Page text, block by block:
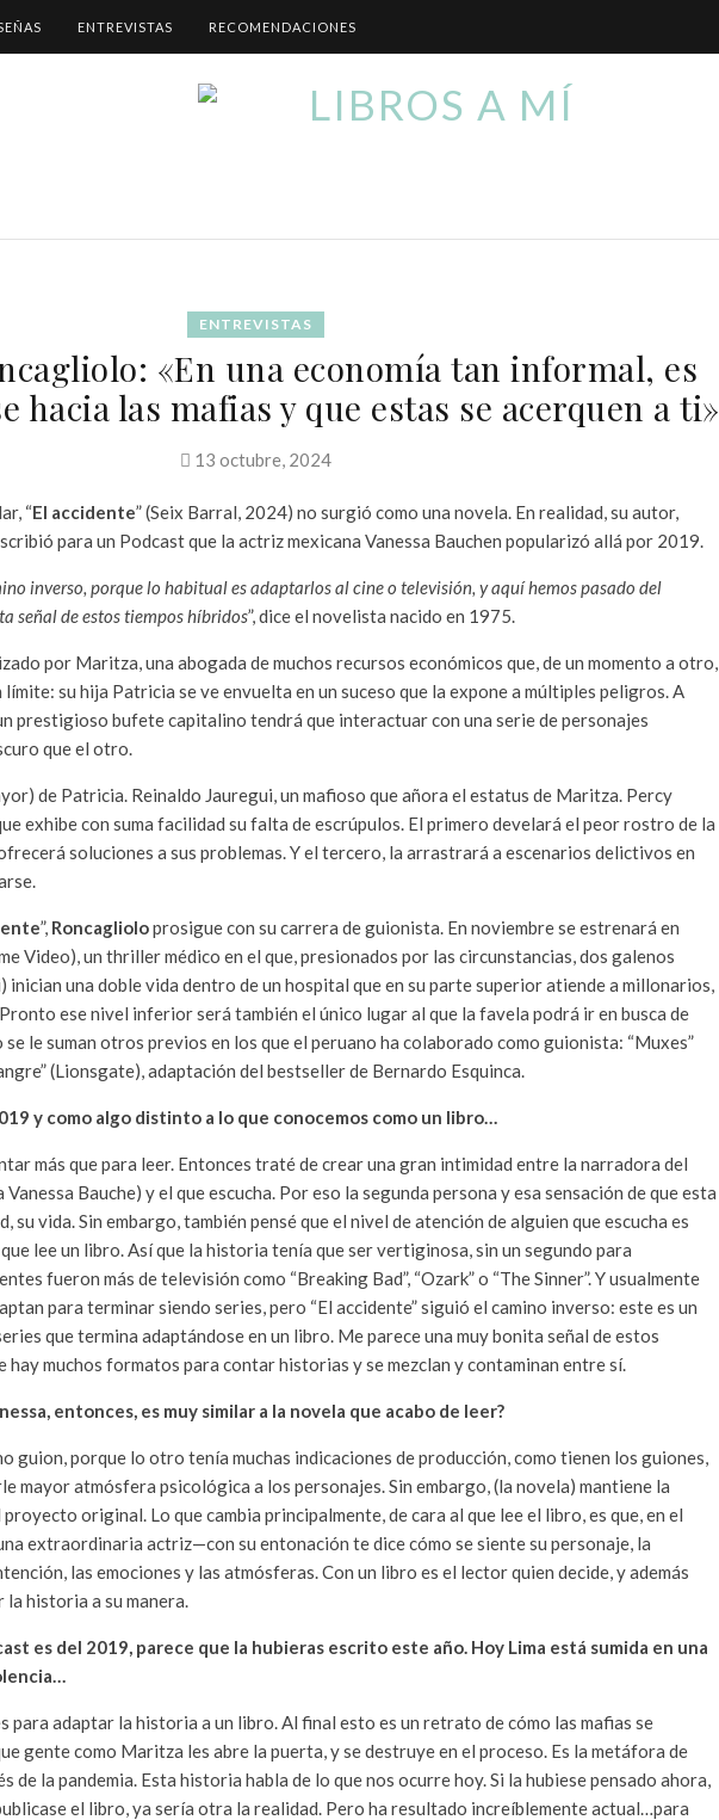
ENTREVISTAS RECOMENDACIONES
ENTREVISTAS
«En una economía tan informal, es
hacia las mafias y que estas se acerquen a ti»
13 octubre, 2024
“El accidente” (Seix Barral, 2024) no surgió como una novela. En realidad, su autor,
para un Podcast que la actriz mexicana Vanessa Bauchen popularizó allá por 2019.
inverso, porque lo habitual es adaptarlos al cine o televisión, y aquí hemos pasado del
señal de estos tiempos híbridos”, dice el novelista nacido en 1975.
por Maritza, una abogada de muchos recursos económicos que, de un momento a otro,
su hija Patricia se ve envuelta en un suceso que la expone a múltiples peligros. A
prestigioso bufete capitalino tendrá que interactuar con una serie de personajes
que el otro.
de Patricia. Reinaldo Jauregui, un mafioso que añora el estatus de Maritza. Percy
exhibe con suma facilidad su falta de escrúpulos. El primero develará el peor rostro de la
soluciones a sus problemas. Y el tercero, la arrastrará a escenarios delictivos en
”, Roncaglioloprosigue con su carrera de guionista. En noviembre se estrenará en
Video), un thriller médico en el que, presionados por las circunstancias, dos galenos
una doble vida dentro de un hospital que en su parte superior atiende a millonarios,
ese nivel inferior será también el único lugar al que la favela podrá ir en busca de
le suman otros previos en los que el peruano ha colaborado como guionista: “Muxes”
(Lionsgate), adaptación del bestseller de Bernardo Esquinca.
y como algo distinto a lo que conocemos como un libro…
más que para leer. Entonces traté de crear una gran intimidad entre la narradora del
Bauche) y el que escucha. Por eso la segunda persona y esa sensación de que esta
su vida. Sin embargo, también pensé que el nivel de atención de alguien que escucha es
lee un libro. Así que la historia tenía que ser vertiginosa, sin un segundo para
fueron más de televisión como “Breaking Bad”, “Ozark” o “The Sinner”. Y usualmente
para terminar siendo series, pero “El accidente” siguió el camino inverso: este es un
que termina adaptándose en un libro. Me parece una muy bonita señal de estos
hay muchos formatos para contar historias y se mezclan y contaminan entre sí.
entonces, es muy similar a la novela que acabo de leer?
guion, porque lo otro tenía muchas indicaciones de producción, como tienen los guiones,
mayor atmósfera psicológica a los personajes. Sin embargo, (la novela) mantiene la
original. Lo que cambia principalmente, de cara al que lee el libro, es que, en el
extraordinaria actriz—con su entonación te dice cómo se siente su personaje, la
las emociones y las atmósferas. Con un libro es el lector quien decide, y además
historia a su manera.
es del 2019, parece que la hubieras escrito este año. Hoy Lima está sumida en una
para adaptar la historia a un libro. Al final esto es un retrato de cómo las mafias se
gente como Maritza les abre la puerta, y se destruye en el proceso. Es la metáfora de
de la pandemia. Esta historia habla de lo que nos ocurre hoy. Si la hubiese pensado ahora,
el libro, ya sería otra la realidad. Pero ha resultado increíblemente actual…para